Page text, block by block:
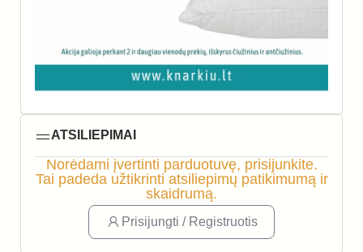
ATSILIEPIMAI
Norėdami įvertinti parduotuvę, prisijunkite.
Tai padeda užtikrinti atsiliepimų patikimumą ir
skaidrumą.
Prisijungti / Registruotis